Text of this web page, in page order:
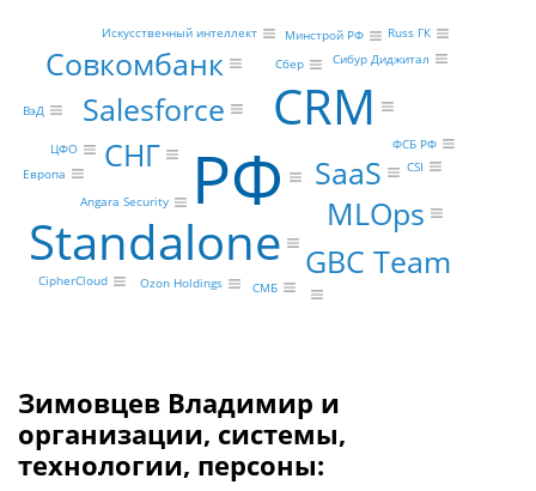
РФ
CRM
Standalone
Salesforce
GBC Team
Совкомбанк
MLOps
SaaS
СНГ
Angara Security
Сибур Диджитал
CipherCloud Ozon Holdings
Russ ГК
Сбер
Минстрой РФ
ФСБ РФ
Искусственный интеллект
ЦФО
Европа
СМБ
ВэД
CSI
Зимовцев Владимир и
организации, системы,
технологии, персоны: